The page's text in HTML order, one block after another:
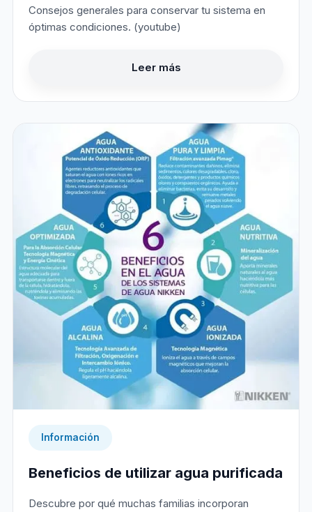
Consejos generales para conservar tu sistema en
óptimas condiciones. (youtube)
Leer más
Información
Beneficios de utilizar agua purificada
Descubre por qué muchas familias incorporan